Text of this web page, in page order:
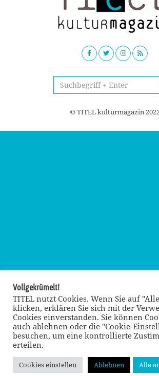
© TITEL kulturmagazin
Vollgekrümelt!
TITEL nutzt Cookies. Wenn Sie auf
klicken, erklären Sie sich mit der
Cookies einverstanden. Sie können
auch ablehnen oder die "Cookie-
besuchen, um eine kontrollierte
erteilen.
Cookies einstellen Ablehnen Alle